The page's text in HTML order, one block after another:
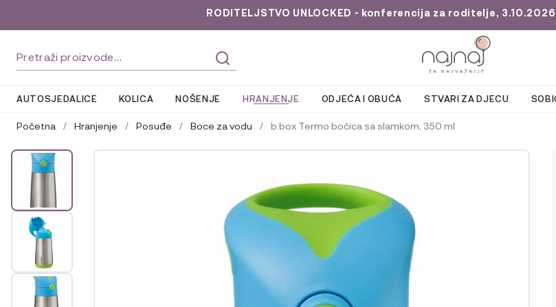
RODITELJSTVO UNLOCKED - konferencija za roditelje,
AUTOSJEDALICE KOLICA NOŠENJE HRANJENJE ODJEĆA I OBUĆA STVARI ZA DJECU
na
do
Početna / Hranjenje / Posuđe / Boce za vodu / b.box Termo bočica sa slamkom, 350 ml